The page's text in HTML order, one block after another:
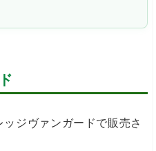
ジヴァンガードで販売さ